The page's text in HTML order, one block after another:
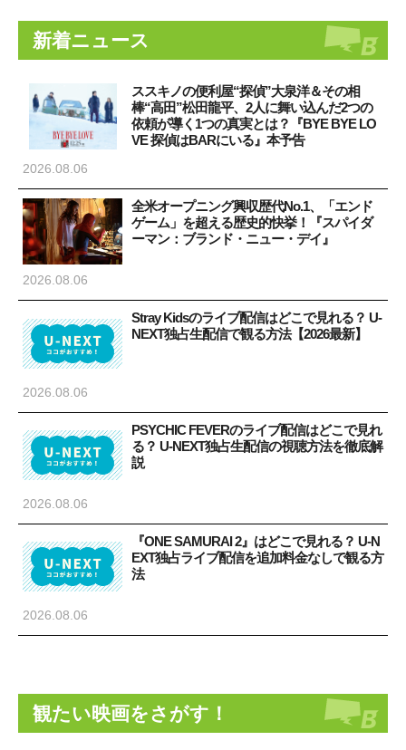
新着ニュース
ススキノの便利屋“探偵”大泉洋＆その相
棒“高田”松田龍平、2人に舞い込んだ2つの
依頼が導く1つの真実とは？『BYE BYE LO
VE 探偵はBARにいる』本予告
2026.08.06
全米オープニング興収歴代No.1、「エンド
ゲーム」を超える歴史的快挙！『スパイダ
ーマン：ブランド・ニュー・デイ』
2026.08.06
Stray Kidsのライブ配信はどこで見れる？ U-
NEXT独占生配信で観る方法【2026最新】
2026.08.06
PSYCHIC FEVERのライブ配信はどこで見れ
る？ U-NEXT独占生配信の視聴方法を徹底解
説
2026.08.06
『ONE SAMURAI 2』はどこで見れる？ U-N
EXT独占ライブ配信を追加料金なしで観る方
法
2026.08.06
観たい映画をさがす！